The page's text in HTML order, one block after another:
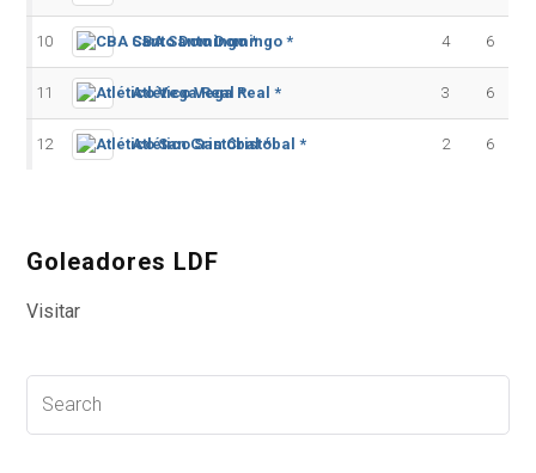
10 CBA Santo Domingo * 4 6
11 Atlético Vega Real * 3 6
12 Atlético San Cristóbal * 2 6
Goleadores LDF
Visitar